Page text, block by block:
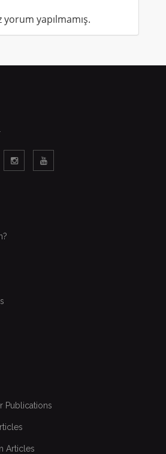
yorum yapılmamış.
Publications
Articles